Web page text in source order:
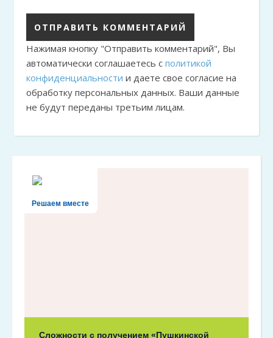
Нажимая кнопку "Отправить комментарий", Вы
автоматически соглашаетесь с политикой
конфиденциальности и даете свое согласие на
обработку персональных данных. Ваши данные
не будут переданы третьим лицам.
Решаем вместе
Сложности с получением «Пушкинской